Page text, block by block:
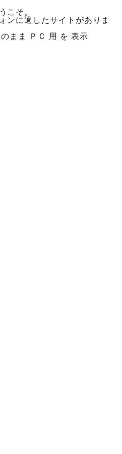
こそ。
ンに適したサイトがありま
のまま ＰＣ 用 を 表示